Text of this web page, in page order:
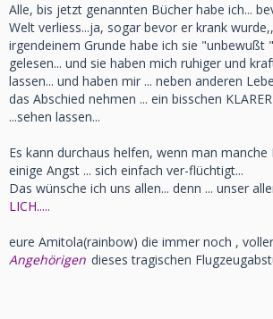
Alle, bis jetzt genannten Bücher habe ich...
Welt verliess...ja, sogar bevor er krank
irgendeinem Grunde habe ich sie "unbewußt
gelesen... und sie haben mich ruhiger und
lassen... und haben mir ... neben anderen
das Abschied nehmen ... ein bisschen
...sehen lassen...
Es kann durchaus helfen, wenn man
einige Angst ... sich einfach ver-flüchtigt...
Das wünsche ich uns allen... denn ... unser
LICH.....
eure Amitola(rainbow) die immer noch ,
Angehörigen dieses tragischen